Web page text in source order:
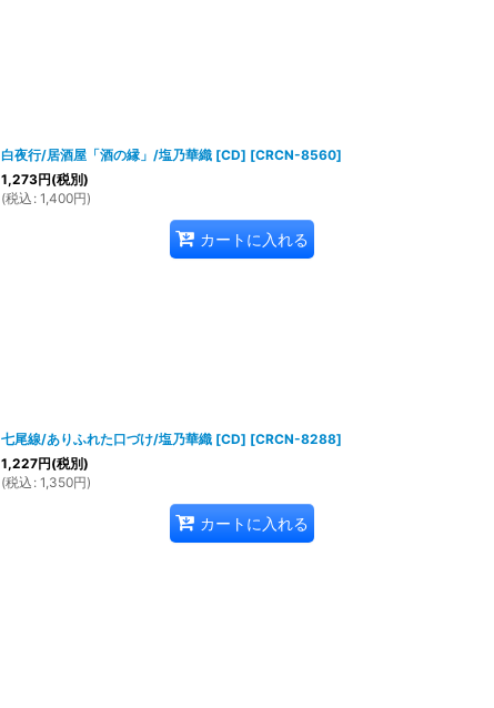
白夜行/居酒屋「酒の縁」/塩乃華織 [CD] [CRCN-8560]
1,273円(税別)
(税込 : 1,400円)
カートに入れる
七尾線/ありふれた口づけ/塩乃華織 [CD] [CRCN-8288]
1,227円(税別)
(税込 : 1,350円)
カートに入れる